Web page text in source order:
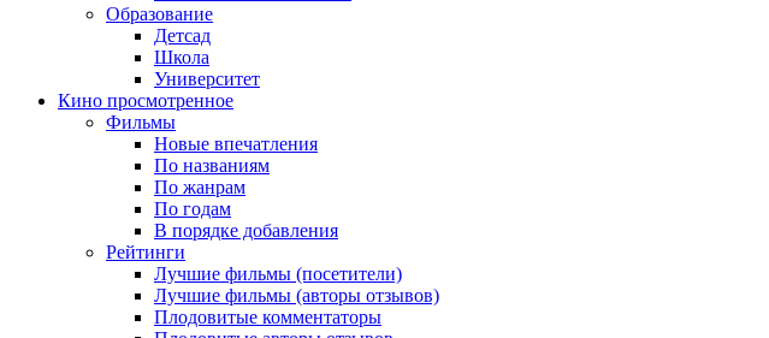
Образование
Детсад
Школа
Университет
Кино просмотренное
Фильмы
Новые впечатления
По названиям
По жанрам
По годам
В порядке добавления
Рейтинги
Лучшие фильмы (посетители)
Лучшие фильмы (авторы отзывов)
Плодовитые комментаторы